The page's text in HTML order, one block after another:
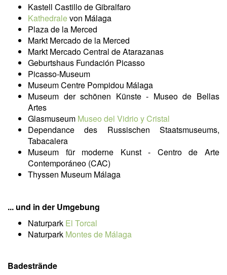
Kastell Castillo de Gibralfaro
Kathedralevon Málaga
Plaza de la Merced
Markt Mercado de la Merced
Markt Mercado Central de Atarazanas
Geburtshaus Fundación Picasso
Picasso-Museum
Museum Centre Pompidou Málaga
Museum der schönen Künste - Museo de Bellas
Artes
Glasmuseum Museo del Vidrio y Cristal
Dependance des Russischen Staatsmuseums,
Tabacalera
Museum für moderne Kunst - Centro de Arte
Contemporáneo (CAC)
Thyssen Museum Málaga
... und in der Umgebung
Naturpark El Torcal
Naturpark Montes de Málaga
Badestrände